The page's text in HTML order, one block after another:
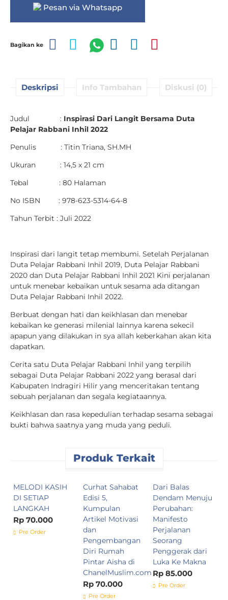
Pesan via Whatsapp
Bagikan ke
Deskripsi Info Tambahan Diskusi (0)
Judul : Inspirasi Dari Langit Bersama Duta
Pelajar Rabbani Inhil 2022
Penulis : Titin Triana, SH.MH
Ukuran : 14,5 x 21 cm
Tebal : 80 Halaman
No ISBN : 978-623-5314-64-8
Tahun Terbit : Juli 2022
Inspirasi dari langit tetap membumi. Setelah Perjalanan
Duta Pelajar Rabbani Inhil 2019, Duta Pelajar Rabbani
2020 dan Duta Pelajar Rabbani Inhil 2021 Kini perjalanan
untuk menebar kebaikan untuk sesama ada ditangan
Duta Pelajar Rabbani Inhil 2022.
Berbuat dengan hati dan keikhlasan dan menebar
kebaikan ke generasi milenial lainnya karena sekecil
apapun yang dilakukan in sya allah keberkahan akan kita
dapatkan.
Cerita satu Duta Pelajar Rabbani Inhil yang terpilih
sebagai Duta Pelajar Rabbani 2022 yang berasal dari
Kabupaten Indragiri Hilir yang menceritakan tentang
sebuah perjalanan dan segala kegiataannya.
Keikhlasan dan rasa kepedulian terhadap sesama sebagai
bukti bahwa saatnya yang muda yang peduli.
Produk Terkait
MELODI KASIH
DI SETIAP
LANGKAH
Rp 70.000
Pre Order
Curhat Sahabat
Edisi 5,
Kumpulan
Artikel Motivasi
dan
Pengembangan
Diri Rumah
Pintar Aisha di
ChanelMuslim.com
Rp 70.000
Pre Order
Dari Balas
Dendam Menuju
Perubahan:
Manifesto
Perjalanan
Seorang
Penggerak dari
Luka Ke Makna
Rp 85.000
Pre Order